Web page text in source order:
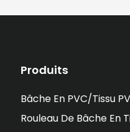
Produits
Bâche En PVC/tissu
Rouleau De Bâche En